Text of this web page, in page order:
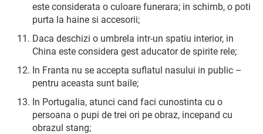
este considerata o culoare funerara; in schimb, o poti
purta la haine si accesorii;
Daca deschizi o umbrela intr-un spatiu interior, in
China este considera gest aducator de spirite rele;
In Franta nu se accepta suflatul nasului in public –
pentru aceasta sunt baile;
In Portugalia, atunci cand faci cunostinta cu o
persoana o pupi de trei ori pe obraz, incepand cu
obrazul stang;